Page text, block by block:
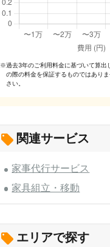
※過去3年のご利⽤料⾦に基づいて算出
の際の料⾦を保証するものではあり
さい。
関連サービス
家事代行サービス
家具組立・移動
エリアで探す